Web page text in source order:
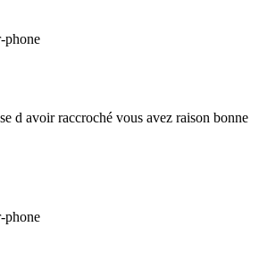
d avoir raccroché vous avez raison bonne